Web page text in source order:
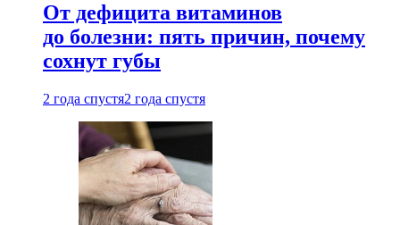
От дефицита витаминов
до болезни: пять причин, почему
сохнут губы
2 года спустя2 года спустя